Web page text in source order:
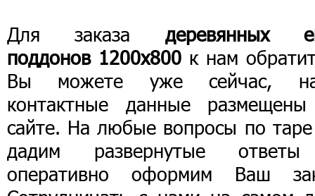
Для заказа деревянных
поддонов 1200х800 к нам
Вы можете уже сейчас,
контактные данные
сайте. На любые вопросы по
дадим развернутые
оперативно оформим Ваш